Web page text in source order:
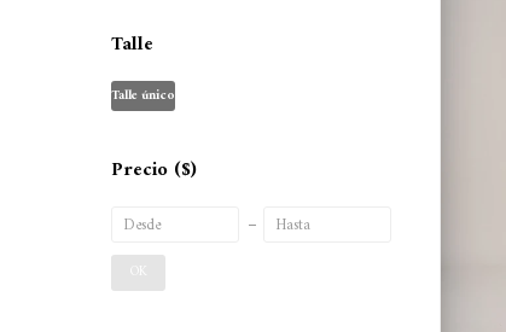
Talle
Talle único
Precio ($)
OK